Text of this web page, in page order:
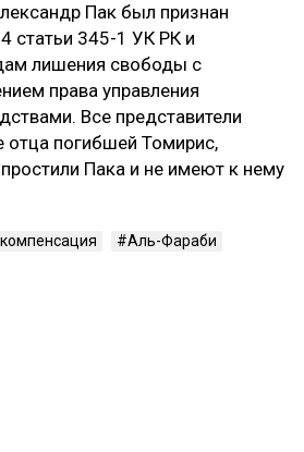
Пак был признан
статьи 345-1 УК РК и
лишения свободы с
права управления
Все представители
отца погибшей Томирис,
Пака и не имеют к нему
компенсация Аль-Фараби